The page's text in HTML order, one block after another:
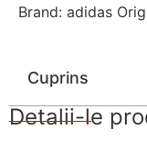
Brand: adidas
Cuprins
Detalii-le